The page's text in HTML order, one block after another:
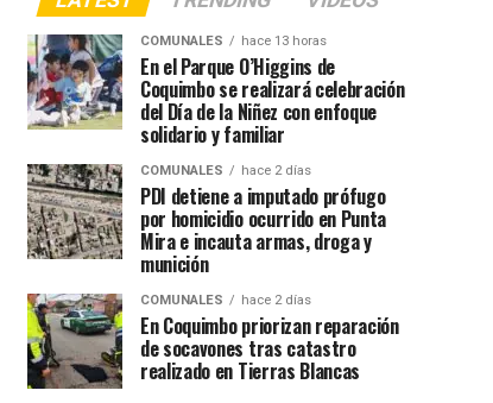
COMUNALES hace 13 horas
En el Parque O’Higgins de
Coquimbo se realizará celebración
del Día de la Niñez con enfoque
solidario y familiar
COMUNALES hace 2 días
PDI detiene a imputado prófugo
por homicidio ocurrido en Punta
Mira e incauta armas, droga y
munición
COMUNALES hace 2 días
En Coquimbo priorizan reparación
de socavones tras catastro
realizado en Tierras Blancas